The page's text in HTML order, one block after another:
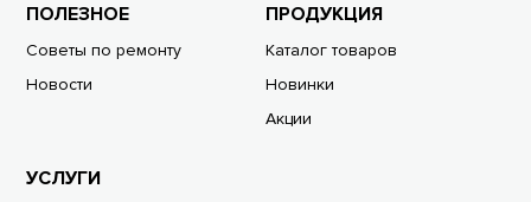
ПОЛЕЗНОЕ
Советы по ремонту
Новости
ПРОДУКЦИЯ
Каталог товаров
Новинки
Акции
УСЛУГИ